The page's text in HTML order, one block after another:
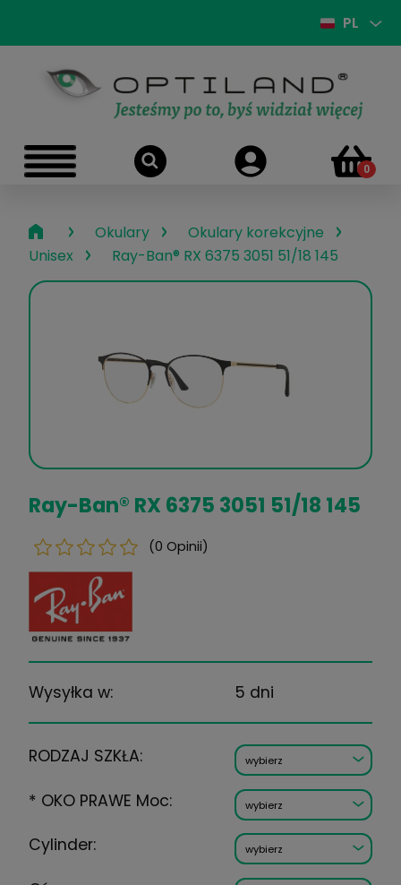
PL
› Okulary › Okulary korekcyjne ›
Unisex › Ray-Ban® RX 6375 3051 51/18 145
Ray-Ban® RX 6375 3051 51/
(0 Opinii)
5 dni